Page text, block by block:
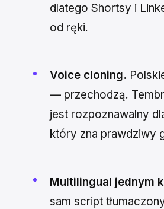
dlatego Shortsy i
od ręki.
Voice cloning.
— przechodzą.
jest rozpoznawalny
który zna prawdziwy
Multilingual jednym
sam script